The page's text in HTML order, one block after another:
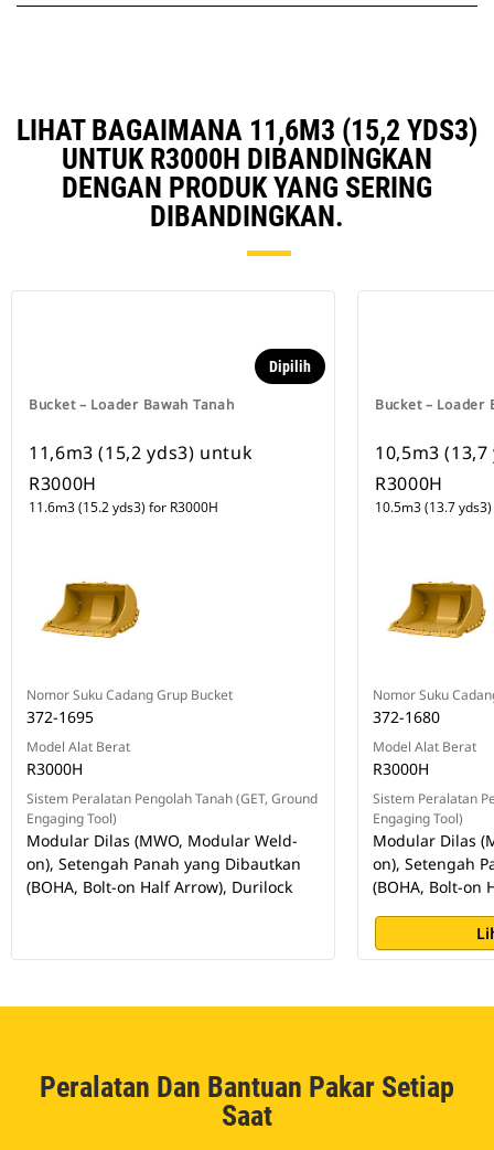
LIHAT BAGAIMANA 11,6M3 (15,2 YDS3)
UNTUK R3000H DIBANDINGKAN
DENGAN PRODUK YANG SERING
DIBANDINGKAN.
Bucket – Loader Bawah Tanah
Dipilih
11,6m3 (15,2 yds3) untuk
R3000H
11.6m3 (15.2 yds3) for R3000H
Nomor Suku Cadang Grup Bucket
372-1695
Model Alat Berat
R3000H
Sistem Peralatan Pengolah Tanah (GET, Ground
Engaging Tool)
Modular Dilas (MWO, Modular Weld-
on), Setengah Panah yang Dibautkan
(BOHA, Bolt-on Half Arrow), Durilock
Bucket – Loader
10,5m3
R3000H
10.5m3 (13.7
Nomor Suku
372-1680
Model Alat Berat
R3000H
Sistem Peralatan
Engaging Tool)
Modular Dilas
on), Setengah
(BOHA, Bolt-on
Peralatan Dan Bantuan Pakar Setiap
Saat